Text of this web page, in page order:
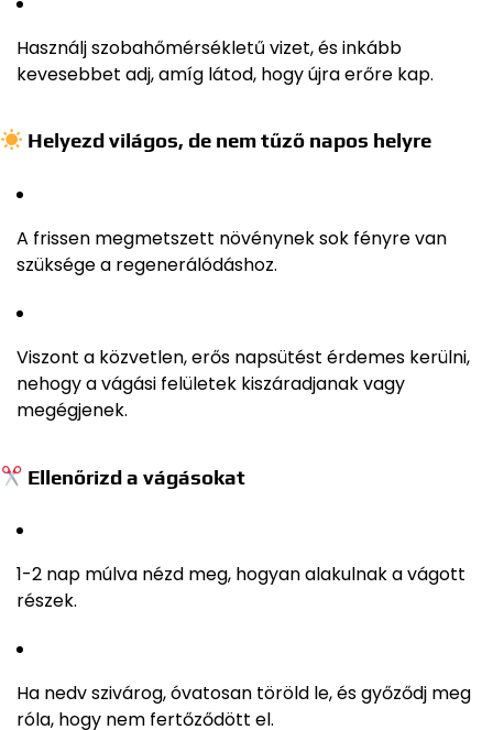
Használj szobahőmérsékletű vizet, és inkább
kevesebbet adj, amíg látod, hogy újra erőre kap.
Helyezd világos, de nem tűző napos helyre
A frissen megmetszett növénynek sok fényre van
szüksége a regenerálódáshoz.
Viszont a közvetlen, erős napsütést érdemes kerülni,
nehogy a vágási felületek kiszáradjanak vagy
megégjenek.
Ellenőrizd a vágásokat
1-2 nap múlva nézd meg, hogyan alakulnak a vágott
részek.
Ha nedv szivárog, óvatosan töröld le, és győződj meg
róla, hogy nem fertőződött el.